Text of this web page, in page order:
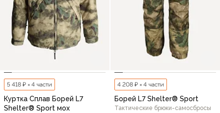
5 418 ₽ × 4 части
Куртка Сплав Борей L7
Shelter® Sport мох
4 208 ₽ × 4 части
Борей L7 Shelter® Sport
Тактические брюки-самосбросы